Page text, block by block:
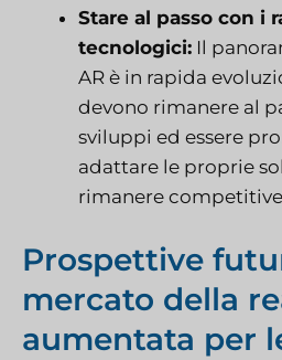
Stare al passo con i
tecnologici: Il
AR è in rapida
devono rimanere al
sviluppi ed essere
adattare le proprie
rimanere
Prospettive
mercato della
aumentata per